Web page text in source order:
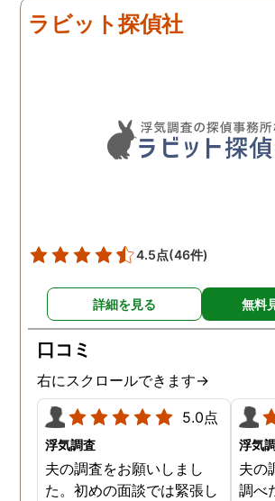
た。調査を行った日はその
日の報告を入れてくれたり
聞いて頂いたりと精神的に
も助かりました。 報告書や
調査の動画を見せてもらっ
ケアもしてもらったり色々
とお世話になりました！
し
ラビット探偵社
4.5点(46件)
詳細を見る 無料
口コミ
右にスクロールできます→
5.0点
浮気調査
夫の調査をお願いしまし
た。初めの面談では緊張し
浮気
夫の
調べ